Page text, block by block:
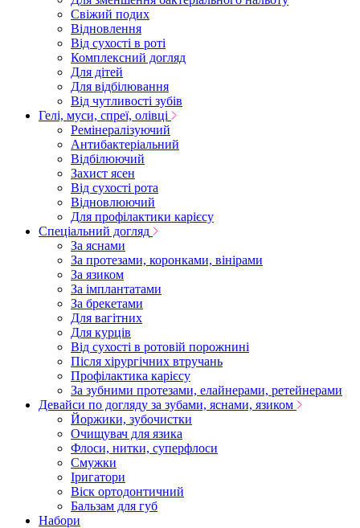
Свіжий подих
Відновлення
Від сухості в роті
Комплексний догляд
Для дітей
Для відбілювання
Від чутливості зубів
Гелі, муси, спреї, олівці
Ремінералізуючий
Антибактеріальний
Відбілюючий
Захист ясен
Від сухості рота
Відновлюючий
Для профілактики карієсу
Спеціальний догляд
За яснами
За протезами, коронками, вінірами
За язиком
За імплантатами
За брекетами
Для вагітних
Для курців
Від сухості в ротовій порожнині
Після хірургічних втручань
Профілактика карієсу
За зубними протезами, елайнерами, ретейнерами
Девайси по догляду за зубами, яснами, язиком
Йоржики, зубочистки
Очищувач для язика
Флоси, нитки, суперфлоси
Смужки
Іригатори
Віск ортодонтичний
Бальзам для губ
Набори